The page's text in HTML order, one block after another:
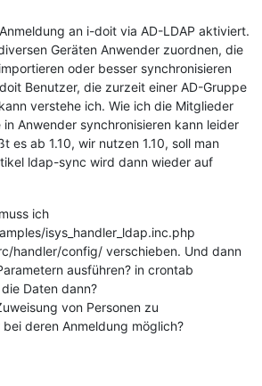
an i-doit via AD-LDAP aktiviert.
Geräten Anwender zuordnen, die
oder besser synchronisieren
Benutzer, die zurzeit einer AD-Gruppe
verstehe ich. Wie ich die Mitglieder
Anwender synchronisieren kann leider
es ab 1.10, wir nutzen 1.10, soll man
ldap-sync wird dann wieder auf
ich
isys_handler_ldap.inc.php
handler/config/ verschieben. Und dann
ausführen? in crontab
Daten dann?
von Personen zu
deren Anmeldung möglich?